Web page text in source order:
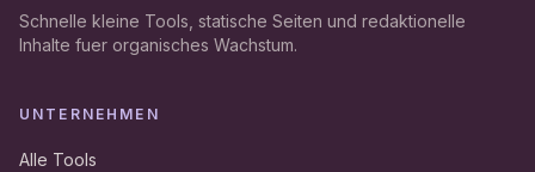
Schnelle kleine Tools, statische Seiten und redaktionelle
Inhalte fuer organisches Wachstum.
UNTERNEHMEN
Alle Tools